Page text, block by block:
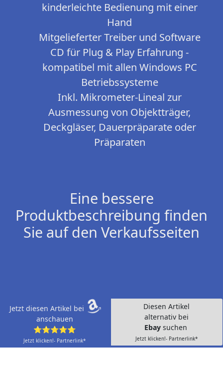
kinderleichte Bedienung mit einer
Hand
Mitgelieferter Treiber und Software
CD für Plug & Play Erfahrung -
kompatibel mit allen Windows PC
Betriebssysteme
Inkl. Mikrometer-Lineal zur
Ausmessung von Objektträger,
Deckgläser, Dauerpräparate oder
Präparaten
Eine bessere
Produktbeschreibung finden
Sie auf den Verkaufsseiten
Jetzt diesen Artikel bei
anschauen
⭐⭐⭐⭐⭐
Jetzt klicken!- Partnerlink*
Diesen Artikel
alternativ bei
Ebay suchen
Jetzt klicken!- Partnerlink*